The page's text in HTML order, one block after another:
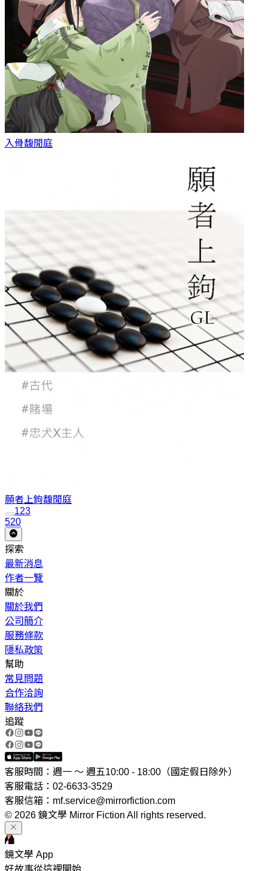
入骨馥閒庭
願者上鉤馥閒庭
123
520
探索
最新消息
作者一覽
關於
關於我們
公司簡介
服務條款
隱私政策
幫助
常見問題
合作洽詢
聯絡我們
追蹤
客服時間：週一 ～ 週五10:00 - 18:00（國定假日除外）
客服電話：02-6633-3529
客服信箱：mf.service@mirrorfiction.com
© 2026 鏡文學 Mirror Fiction All rights reserved.
鏡文學 App
好故事從這裡開始